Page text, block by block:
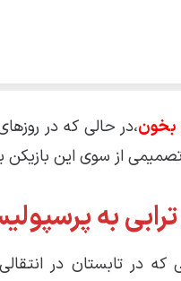
بخون،در حالی که در
از سوی این
به
در تابستان در